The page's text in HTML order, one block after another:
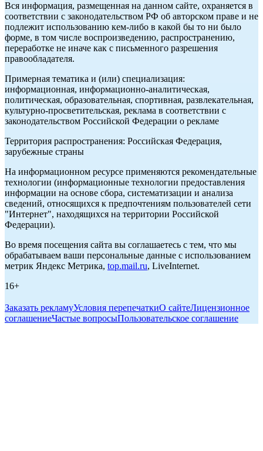
Вся информация, размещенная на данном сайте, охраняется в
соответствии с законодательством РФ об авторском праве и не
подлежит использованию кем-либо в какой бы то ни было
форме, в том числе воспроизведению, распространению,
переработке не иначе как с письменного разрешения
правообладателя.
Примерная тематика и (или) специализация:
информационная, информационно-аналитическая,
политическая, образовательная, спортивная, развлекательная,
культурно-просветительская, реклама в соответствии с
законодательством Российской Федерации о рекламе
Территория распространения: Российская Федерация,
зарубежные страны
На информационном ресурсе применяются рекомендательные
технологии (информационные технологии предоставления
информации на основе сбора, систематизации и анализа
сведений, относящихся к предпочтениям пользователей сети
"Интернет", находящихся на территории Российской
Федерации).
Во время посещения сайта вы соглашаетесь с тем, что мы
обрабатываем ваши персональные данные с использованием
метрик Яндекс Метрика, top.mail.ru, LiveInternet.
16+
Заказать рекламуУсловия перепечаткиО сайтеЛицензионное
соглашениеЧастые вопросыПользовательское соглашение